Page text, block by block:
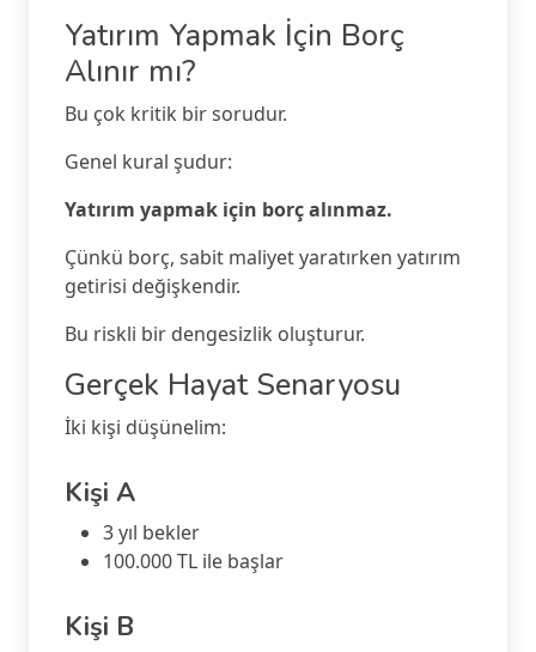
Yatırım Yapmak İçin Borç
Alınır mı?
Bu çok kritik bir sorudur.
Genel kural şudur:
Yatırım yapmak için borç alınmaz.
Çünkü borç, sabit maliyet yaratırken yatırım
getirisi değişkendir.
Bu riskli bir dengesizlik oluşturur.
Gerçek Hayat Senaryosu
İki kişi düşünelim:
Kişi A
3 yıl bekler
100.000 TL ile başlar
Kişi B